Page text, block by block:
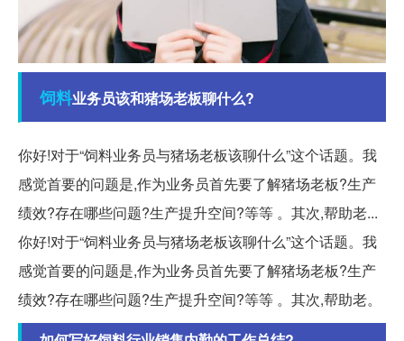
饲料业务员该和猪场老板聊什么?
你好!对于“饲料业务员与猪场老板该聊什么”这个话题。我
感觉首要的问题是,作为业务员首先要了解猪场老板?生产
绩效?存在哪些问题?生产提升空间?等等 。其次,帮助老...
你好!对于“饲料业务员与猪场老板该聊什么”这个话题。我
感觉首要的问题是,作为业务员首先要了解猪场老板?生产
绩效?存在哪些问题?生产提升空间?等等 。其次,帮助老。